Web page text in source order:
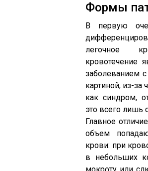
Формы
В первую
легочное
кровотечение
заболеванием
картиной, из-за
как синдром,
это всего лишь
Главное
объем
крови: при
в небольших